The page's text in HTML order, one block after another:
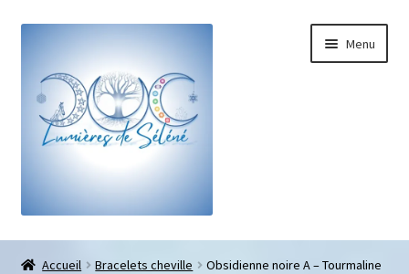
Menu
Boutique
Accueil Bracelets cheville
Obsidienne noire A – Tourmaline